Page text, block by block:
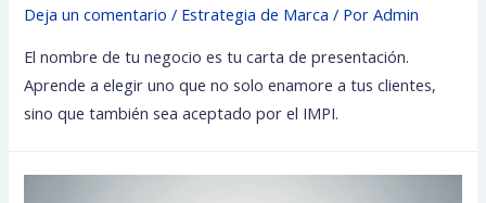
Deja un comentario / Estrategia de Marca / PorAdmin
El nombre de tu negocio es tu carta de presentación.
Aprende a elegir uno que no solo enamore a tus clientes,
sino que también sea aceptado por el IMPI.